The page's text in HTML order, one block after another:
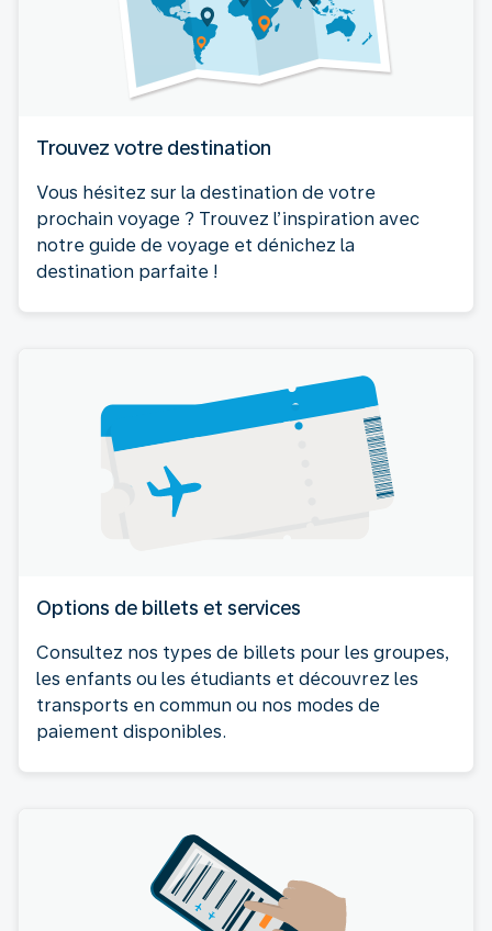
Trouvez votre destination
Vous hésitez sur la destination de votre
prochain voyage ? Trouvez l’inspiration avec
notre guide de voyage et dénichez la
destination parfaite !
Options de billets et services
Consultez nos types de billets pour les groupes,
les enfants ou les étudiants et découvrez les
transports en commun ou nos modes de
paiement disponibles.